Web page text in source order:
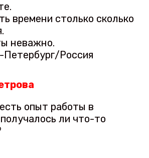
времени столько сколько
неважно.
Петербург/Россия
опыт работы в
ли что-то